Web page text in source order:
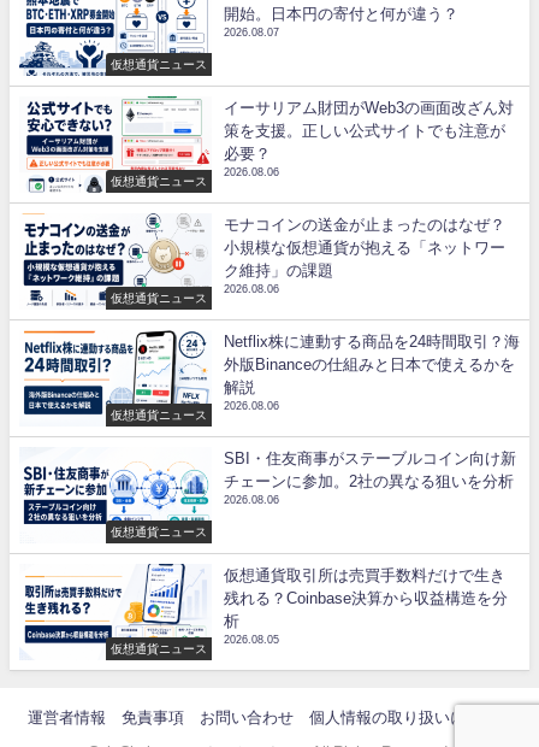
仮想通貨ニュース
開始。日本円の寄付と何が違う？
2026.08.07
仮想通貨ニュース
イーサリアム財団がWeb3の画面改ざん対
策を支援。正しい公式サイトでも注意が
必要？
2026.08.06
仮想通貨ニュース
モナコインの送金が止まったのはなぜ？
小規模な仮想通貨が抱える「ネットワー
ク維持」の課題
2026.08.06
仮想通貨ニュース
Netflix株に連動する商品を24時間取引？海
外版Binanceの仕組みと日本で使えるかを
解説
2026.08.06
仮想通貨ニュース
SBI・住友商事がステーブルコイン向け新
チェーンに参加。2社の異なる狙いを分析
2026.08.06
仮想通貨ニュース
仮想通貨取引所は売買手数料だけで生き
残れる？Coinbase決算から収益構造を分
析
2026.08.05
運営者情報 免責事項 お問い合わせ 個人情報の取り扱いについて